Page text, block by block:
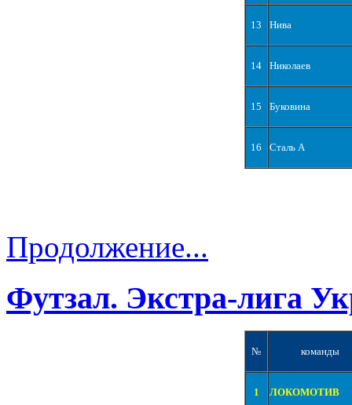
13 Нива
14 Николаев
15 Буковина
16 Сталь А
Продолжение...
Футзал. Экстра-лига
№ команды
1 ЛОКОМОТИВ